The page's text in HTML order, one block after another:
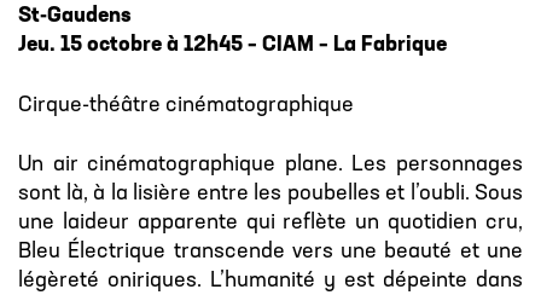
St-Gaudens
Jeu. 15 octobre à 12h45 – CIAM – La Fabrique
Cirque-théâtre cinématographique
Un air cinématographique plane. Les personnages
sont là, à la lisière entre les poubelles et l’oubli. Sous
une laideur apparente qui reflète un quotidien cru,
Bleu Électrique transcende vers une beauté et une
légèreté oniriques. L’humanité y est dépeinte dans